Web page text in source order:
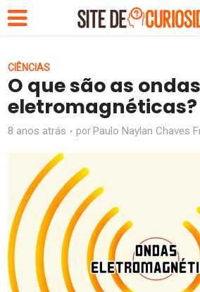
CIÊNCIAS
O que são as ondas
eletromagnéticas?
8 anos atrás por Paulo Naylan Chaves